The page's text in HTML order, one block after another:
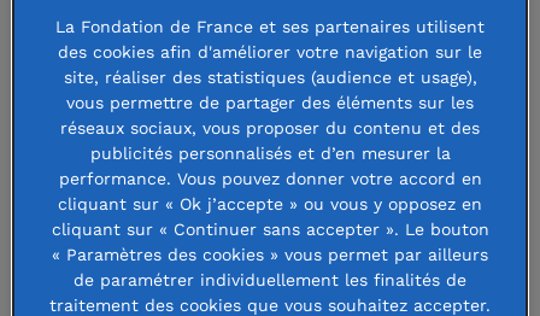
fragilisation économique, remise en
cause des libertés associatives,
épuisement des équipes... Face à
cette crise profonde, les fondations
se mobilisent pour adapter et
renforcer leur soutien aux
associations. Quelques initiatives
La Fondation de France et ses partenaires utilisent
des cookies afin d'améliorer votre navigation sur le
site, réaliser des statistiques (audience et usage),
vous permettre de partager des éléments sur les
réseaux sociaux, vous proposer du contenu et des
publicités personnalisés et d’en mesurer la
performance. Vous pouvez donner votre accord en
cliquant sur « Ok j’accepte » ou vous y opposez en
cliquant sur « Continuer sans accepter ». Le bouton
« Paramètres des cookies » vous permet par ailleurs
de paramétrer individuellement les finalités de
traitement des cookies que vous souhaitez accepter.